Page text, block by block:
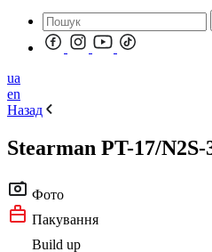
ua
en
Назад
Stearman PT-17/
Фото
Пакування
Build up